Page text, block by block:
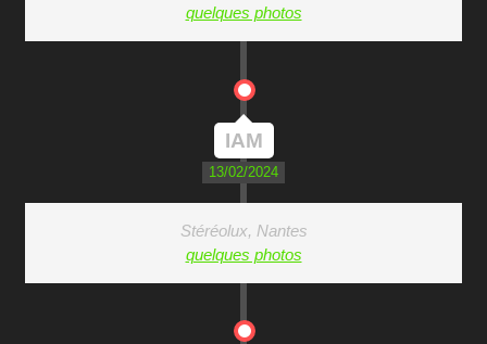
quelques photos
IAM
13/02/2024
Stéréolux, Nantes
quelques photos